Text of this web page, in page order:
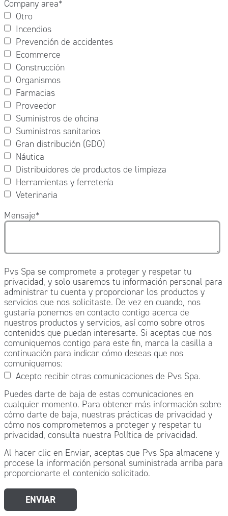
Company area*
Otro
Incendios
Prevención de accidentes
Ecommerce
Construcción
Organismos
Farmacias
Proveedor
Suministros de oficina
Suministros sanitarios
Gran distribución (GDO)
Náutica
Distribuidores de productos de limpieza
Herramientas y ferretería
Veterinaria
Mensaje*
Pvs Spa se compromete a proteger y respetar tu
privacidad, y solo usaremos tu información personal para
administrar tu cuenta y proporcionar los productos y
servicios que nos solicitaste. De vez en cuando, nos
gustaría ponernos en contacto contigo acerca de
nuestros productos y servicios, así como sobre otros
contenidos que puedan interesarte. Si aceptas que nos
comuniquemos contigo para este fin, marca la casilla a
continuación para indicar cómo deseas que nos
comuniquemos:
Acepto recibir otras comunicaciones de Pvs Spa.
Puedes darte de baja de estas comunicaciones en
cualquier momento. Para obtener más información sobre
cómo darte de baja, nuestras prácticas de privacidad y
cómo nos comprometemos a proteger y respetar tu
privacidad, consulta nuestra Política de privacidad.
Al hacer clic en Enviar, aceptas que Pvs Spa almacene y
procese la información personal suministrada arriba para
proporcionarte el contenido solicitado.